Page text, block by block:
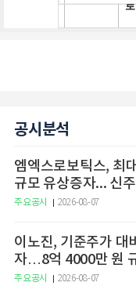
공시분석
엠엑스로보틱스, 최
규모 유상증자... 신
주요공시 2026-08-07
이노진, 기준주가 대
자…8억 4000만 원
주요공시 2026-08-07